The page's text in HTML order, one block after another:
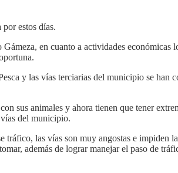
estos días.
en cuanto a actividades económicas
y las vías terciarias del municipio se han
sus animales y ahora tienen que tener
del municipio.
tráfico, las vías son muy angostas e impiden
además de lograr manejar el paso de